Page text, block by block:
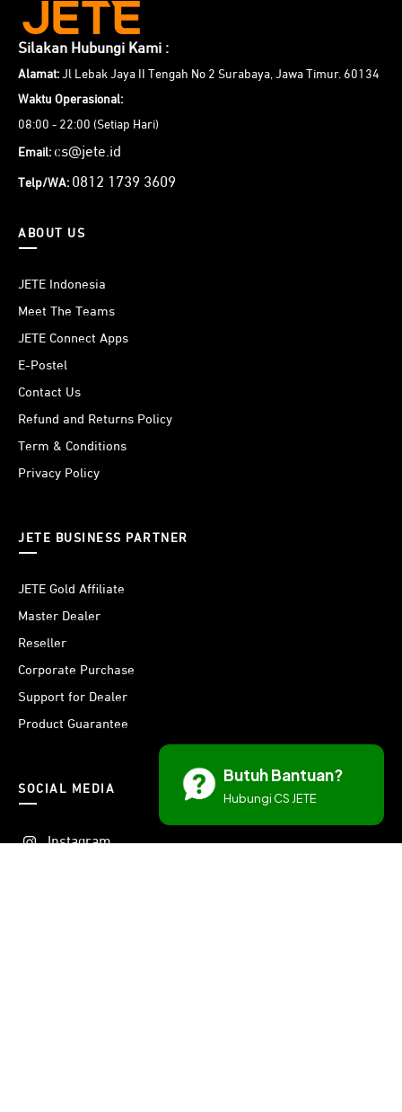
Silakan Hubungi Kami :
Alamat: Jl Lebak Jaya II Tengah No 2 Surabaya, Jawa Timur. 60134
Waktu Operasional:
08:00 - 22:00 (Setiap Hari)
Email: cs@jete.id
Telp/WA: 0812 1739 3609
ABOUT US
JETE Indonesia
Meet The Teams
JETE Connect Apps
E-Postel
Contact Us
Refund and Returns Policy
Term & Conditions
Privacy Policy
JETE BUSINESS PARTNER
JETE Gold Affiliate
Master Dealer
Reseller
Corporate Purchase
Support for Dealer
Product Guarantee
SOCIAL MEDIA
Instagram
Butuh Bantuan?
Hubungi CS JETE